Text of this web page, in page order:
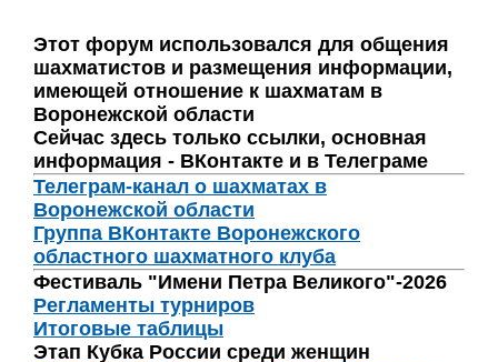
Этот форум использовался для общения
шахматистов и размещения информации,
имеющей отношение к шахматам в
Воронежской области
Сейчас здесь только ссылки, основная
информация - ВКонтакте и в Телеграме
Телеграм-канал о шахматах в
Воронежской области
Группа ВКонтакте Воронежского
областного шахматного клуба
Фестиваль "Имени Петра Великого"-2026
Регламенты турниров
Итоговые таблицы
Этап Кубка России среди женщин